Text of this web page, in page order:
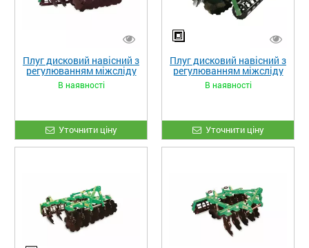
Плуг дисковий навісний з
регулюванням міжсліду
PDM 2.5 (1)
В наявності
Уточнити ціну
Плуг дисковий навісний з
регулюванням міжсліду
PDM 2.2 (2)
В наявності
Уточнити ціну